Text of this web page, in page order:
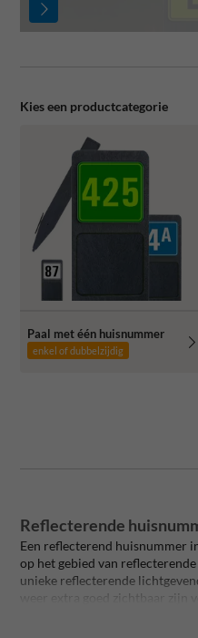
Kies een productcategorie
Paal met één huisnummer
enkel of dubbelzijdig
Reflecterende
Een reflecterend huisnummer
op het gebied van
unieke reflecterende
weer extra goed zichtbaar
eenvoudig toepassen in
Al onze